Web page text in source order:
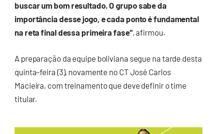
buscar um bom resultado. O grupo sabe da
importância desse jogo, e cada ponto é fundamental
na reta final dessa primeira fase”, afirmou.
A preparação da equipe boliviana segue na tarde desta
quinta-feira (3), novamente no CT José Carlos
Macieira, com treinamento que deve definir o time
titular.